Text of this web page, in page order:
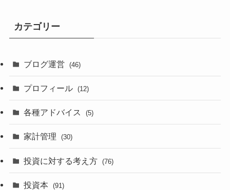
カテゴリー
ブログ運営 (46)
プロフィール (12)
各種アドバイス (5)
家計管理 (30)
投資に対する考え方 (76)
投資本 (91)